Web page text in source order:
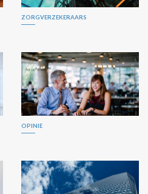
ZORGVERZEKERAARS
OPINIE